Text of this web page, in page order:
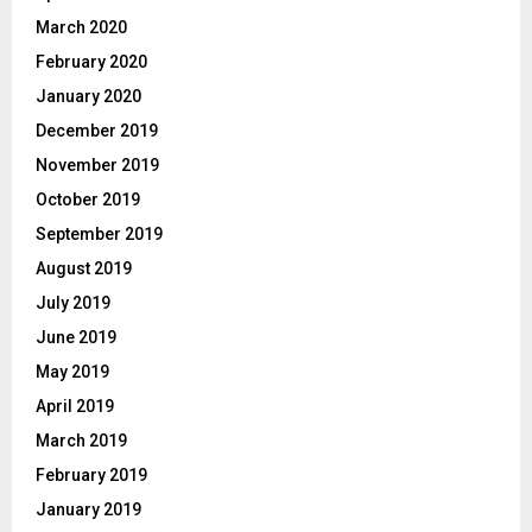
March 2020
February 2020
January 2020
December 2019
November 2019
October 2019
September 2019
August 2019
July 2019
June 2019
May 2019
April 2019
March 2019
February 2019
January 2019